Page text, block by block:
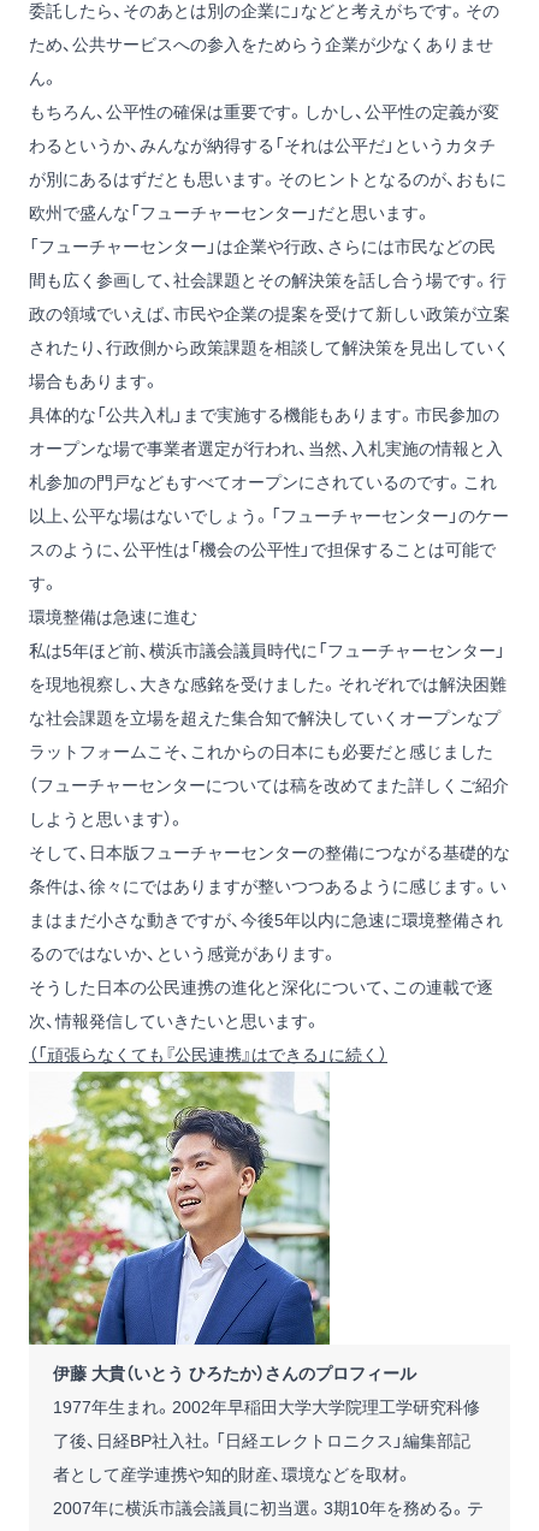
委託したら、そのあとは別の企業に」などと考えがちです。その
ため、公共サービスへの参入をためらう企業が少なくありませ
ん。
もちろん、公平性の確保は重要です。しかし、公平性の定義が変
わるというか、みんなが納得する「それは公平だ」というカタチ
が別にあるはずだとも思います。そのヒントとなるのが、おもに
欧州で盛んな「フューチャーセンター」だと思います。
「フューチャーセンター」は企業や行政、さらには市民などの民
間も広く参画して、社会課題とその解決策を話し合う場です。行
政の領域でいえば、市民や企業の提案を受けて新しい政策が立案
されたり、行政側から政策課題を相談して解決策を見出していく
場合もあります。
具体的な「公共入札」まで実施する機能もあります。市民参加の
オープンな場で事業者選定が行われ、当然、入札実施の情報と入
札参加の門戸などもすべてオープンにされているのです。これ
以上、公平な場はないでしょう。「フューチャーセンター」のケー
スのように、公平性は「機会の公平性」で担保することは可能で
す。
環境整備は急速に進む
私は5年ほど前、横浜市議会議員時代に「フューチャーセンター」
を現地視察し、大きな感銘を受けました。それぞれでは解決困難
な社会課題を立場を超えた集合知で解決していくオープンなプ
ラットフォームこそ、これからの日本にも必要だと感じました
（フューチャーセンターについては稿を改めてまた詳しくご紹介
しようと思います）。
そして、日本版フューチャーセンターの整備につながる基礎的な
条件は、徐々にではありますが整いつつあるように感じます。い
まはまだ小さな動きですが、今後5年以内に急速に環境整備され
るのではないか、という感覚があります。
そうした日本の公民連携の進化と深化について、この連載で逐
次、情報発信していきたいと思います。
（「頑張らなくても『公民連携』はできる」に続く）
伊藤 大貴（いとう ひろたか）さんのプロフィール
1977年生まれ。2002年早稲田大学大学院理工学研究科修
了後、日経BP社入社。「日経エレクトロニクス」編集部記
者として産学連携や知的財産、環境などを取材。
2007年に横浜市議会議員に初当選。3期10年を務める。テ